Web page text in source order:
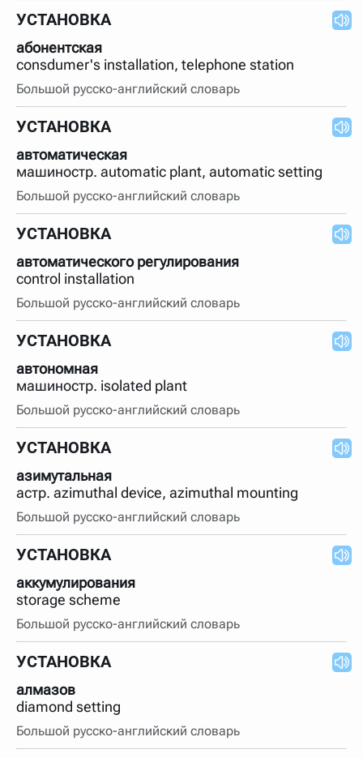
УСТАНОВКА
абонентская
consdumer's installation, telephone station
Большой русско-английский словарь
УСТАНОВКА
автоматическая
машиностр. automatic plant, automatic setting
Большой русско-английский словарь
УСТАНОВКА
автоматического регулирования
control installation
Большой русско-английский словарь
УСТАНОВКА
автономная
машиностр. isolated plant
Большой русско-английский словарь
УСТАНОВКА
азимутальная
астр. azimuthal device, azimuthal mounting
Большой русско-английский словарь
УСТАНОВКА
аккумулирования
storage scheme
Большой русско-английский словарь
УСТАНОВКА
алмазов
diamond setting
Большой русско-английский словарь